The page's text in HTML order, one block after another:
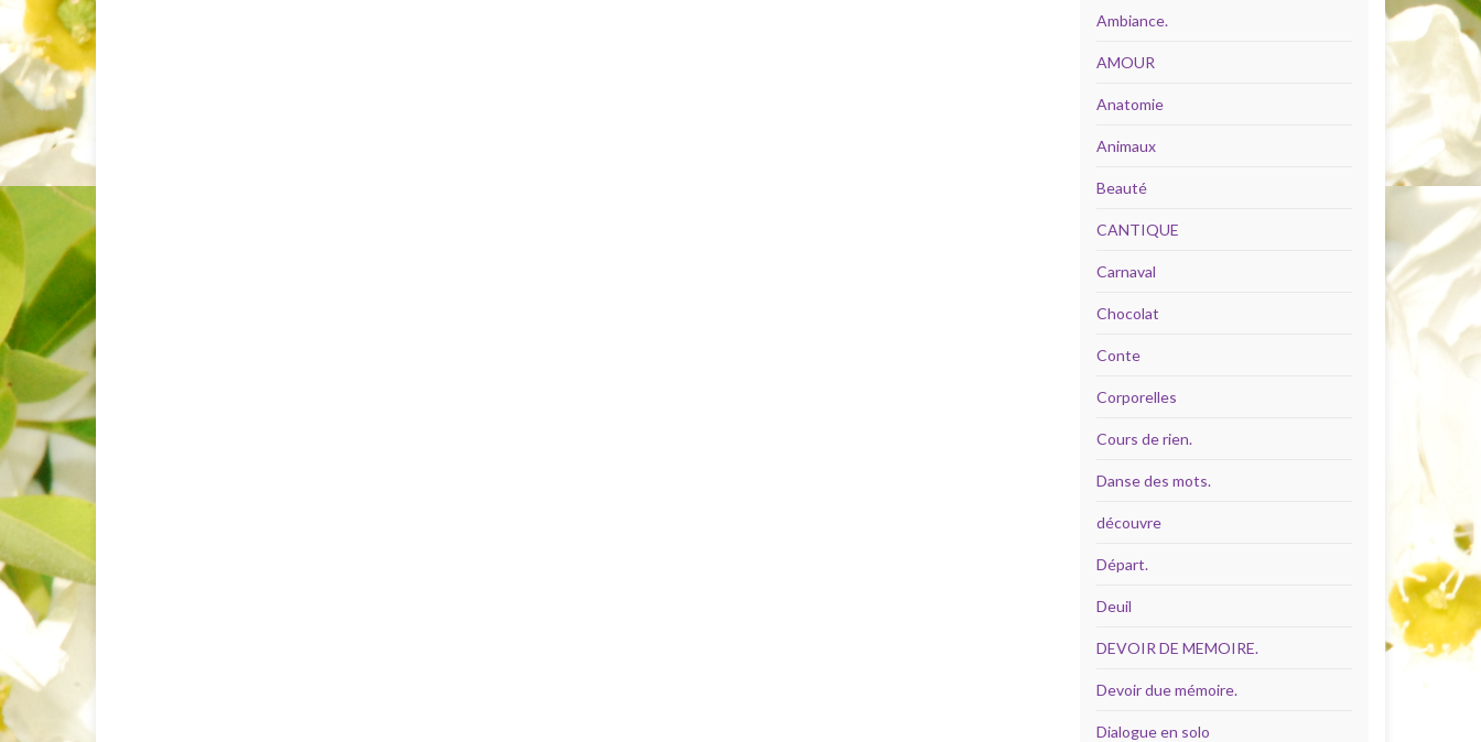
Ambiance.
AMOUR
Anatomie
Animaux
Beauté
CANTIQUE
Carnaval
Chocolat
Conte
Corporelles
Cours de rien.
Danse des mots.
découvre
Départ.
Deuil
DEVOIR DE MEMOIRE.
Devoir due mémoire.
Dialogue en solo